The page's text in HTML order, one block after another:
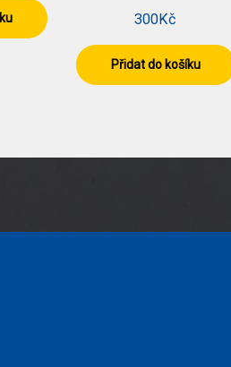
300Kč
Přidat do košíku